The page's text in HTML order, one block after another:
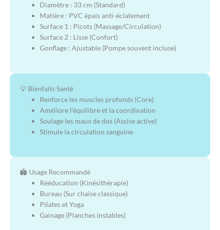
Diamètre : 33 cm (Standard)
Matière : PVC épais anti-éclatement
Surface 1 : Picots (Massage/Circulation)
Surface 2 : Lisse (Confort)
Gonflage : Ajustable (Pompe souvent incluse)
💡 Bienfaits Santé
Renforce les muscles profonds (Core)
Améliore l’équilibre et la coordination
Soulage les maux de dos (Assise active)
Stimule la circulation sanguine
🏟️ Usage Recommandé
Rééducation (Kinésithérapie)
Bureau (Sur chaise classique)
Pilates et Yoga
Gainage (Planches instables)